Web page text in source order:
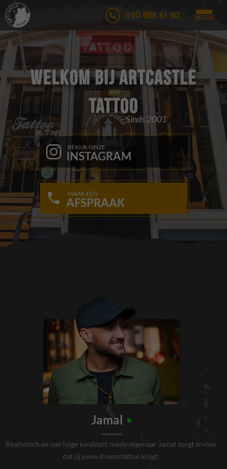
030 888 61 80 MENU
Welkom bij Artcastle
TattooSinds 2001
BEKIJK ONZE
INSTAGRAM
MAAK EEN
AFSPRAAK
Jamal
Realistisch en van hoge kwaliteit, mede-eigenaar Jamal zorgt ervoor
dat jij jouw droomtattoo krijgt.